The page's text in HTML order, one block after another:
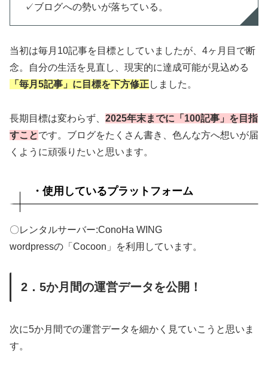
✓ブログへの勢いが落ちている。
当初は毎月10記事を目標としていましたが、4ヶ月目で断
念。自分の生活を見直し、現実的に達成可能が見込める
「毎月5記事」に目標を下方修正しました。
長期目標は変わらず、 2025年末までに「100記事」を目指
すことです。ブログをたくさん書き、色んな方へ想いが届
くように頑張りたいと思います。
・使用しているプラットフォーム
〇レンタルサーバー:ConoHa WING
wordpressの「Cocoon」を利用しています。
2．5か月間の運営データを公開！
次に5か月間での運営データを細かく見ていこうと思いま
す。